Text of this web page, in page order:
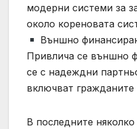
модерни системи за
около кореновата
Външно
Привлича се външно
се с надеждни
включват гражданите
В последните